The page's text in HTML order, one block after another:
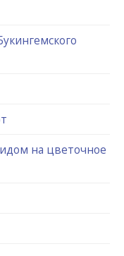
на цветочное